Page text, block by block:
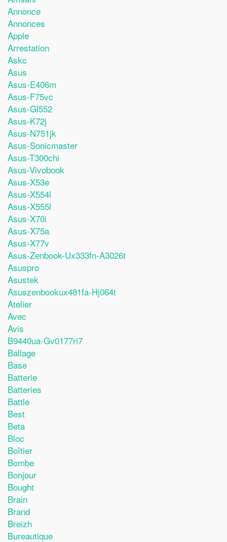
Annonce
Annonces
Apple
Arrestation
Askc
Asus
Asus-E406m
Asus-F75vc
Asus-Gl552
Asus-K72j
Asus-N751jk
Asus-Sonicmaster
Asus-T300chi
Asus-Vivobook
Asus-X53e
Asus-X554l
Asus-X555l
Asus-X70i
Asus-X75a
Asus-X77v
Asus-Zenbook-Ux333fn-A3026t
Asuspro
Asustek
Asuszenbookux481fa-Hj064t
Atelier
Avec
Avis
B9440ua-Gv0177ri7
Ballage
Base
Batterie
Batteries
Battle
Best
Beta
Bloc
Boîtier
Bombe
Bonjour
Bought
Brain
Brand
Breizh
Bureautique